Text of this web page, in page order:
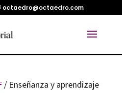
octaedro@octaedro.com
/ Enseñanza y aprendizaje